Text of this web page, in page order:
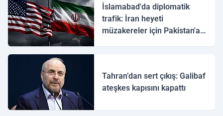
İslamabad'da diplomatik
trafik: İran heyeti
müzakereler için Pakistan'a
Tahran’dan sert çıkış: Galibaf
ateşkes kapısını kapattı